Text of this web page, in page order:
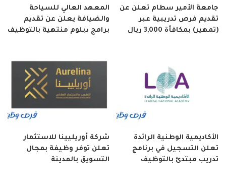
جامعة الأمير سطام تعلن عن
تقديم فرص تدريبية عبر
(تمهير) بمكافأة 3,000 ريال
المعهد العالي للسياحة
والضيافة يعلن عن تقديم
برامج دبلوم منتهية بالتوظيف
الأكاديمية الوطنية الرائدة
تعلن التسجيل في برنامج
تدريب مبتدئ بالتوظيف
شركة أوريليينا للاستثمار
تعلن توفر وظيفة بمجال
التسويق بالمدينة